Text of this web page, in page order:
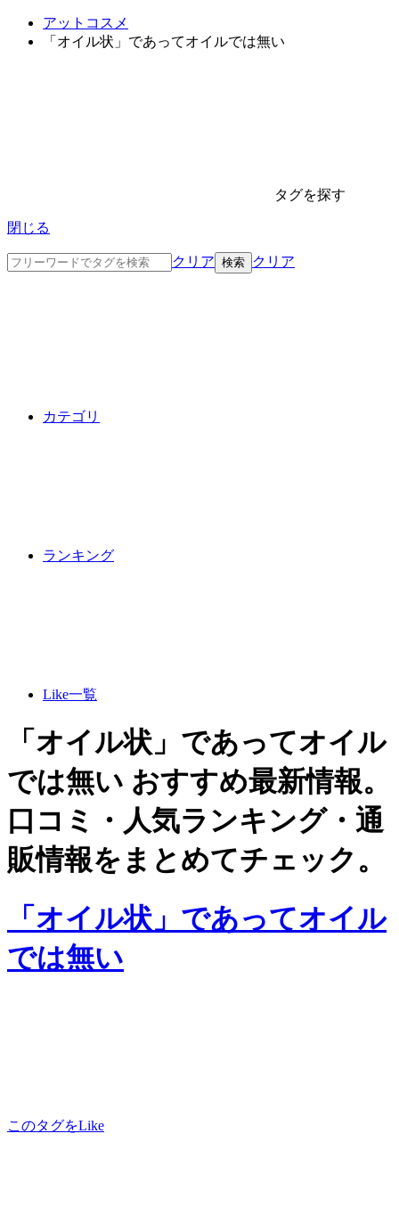
アットコスメ
「オイル状」であってオイルでは無い
タグを探す
閉じる
クリア クリア
カテゴリ
ランキング
Like一覧
「オイル状」であってオイル
では無い おすすめ最新情報。
口コミ・人気ランキング・通
販情報をまとめてチェック。
「オイル状」であってオイル
では無い
このタグをLike